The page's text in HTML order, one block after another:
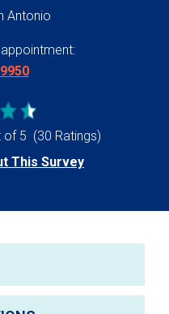
Antonio
of 5 (30 Ratings)
This Survey